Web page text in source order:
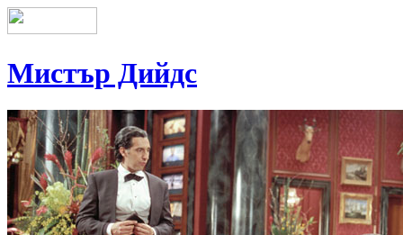
Мистър Дийдс